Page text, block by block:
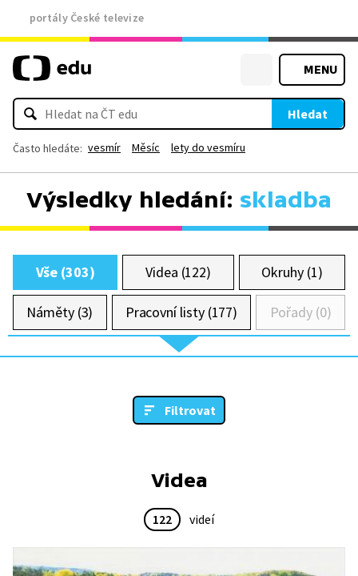
portály České televize
MENU
Hledat
Často hledáte: vesmír Měsíc lety do vesmíru
Výsledky hledání: skladba
Vše (303) Videa (122) Okruhy (1)
Náměty (3) Pracovní listy (177) Pořady (0)
Filtrovat
Videa
122 videí